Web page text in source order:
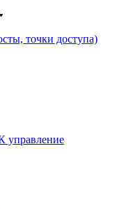
точки доступа)
управление